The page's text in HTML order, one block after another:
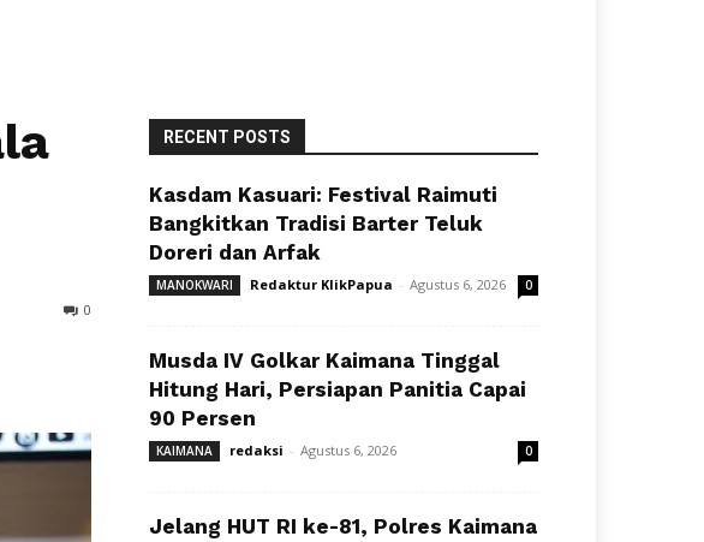
0
RECENT POSTS
Kasdam Kasuari: Festival Raimuti
Bangkitkan Tradisi Barter Teluk
Doreri dan Arfak
MANOKWARI Redaktur KlikPapua - Agustus 6, 2026 0
Musda IV Golkar Kaimana Tinggal
Hitung Hari, Persiapan Panitia Capai
90 Persen
KAIMANA redaksi - Agustus 6, 2026 0
Jelang HUT RI ke-81, Polres Kaimana